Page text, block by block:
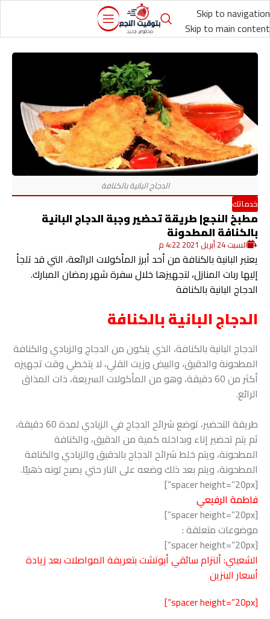
Skip to navigation
Skip to main content
خدماتك
مطبخ النجع| طريقة تحضير وجبة الدجاج البانية
بالكنافة المطحونة
السبت 24 أبريل 2021 4:22 م
يعتبر البانية بالكنافة من أحد أبرز المأكولات الرائعة، التي قد تلجأ
إليها ربات المنازل، لتجهيزها خلال سفرة شهر رمضان المبارك.
الدجاج البانية بالكنافة
الدجاج البانية بالكنافة
الدجاج البانية بالكنافة، الذي يتكون من الدجاج والزبادي والكنافة
المطحونة والدقيق، والبيض وزيت القلي، لا يتخطي وقت تجهيزه
أكثر من 60 دقيقة، وهو من المأكولات السريعة، ذات المذاق
الرائع.
طريقة التحضير، توضع شرائح الدجاج في الزبادي لمدة 60 دقيقة،
ثم يتم تحضير إناء وبداخله كمية من الدقيق، والكنافة
المطحونة، ويتم خلط شرائح الدجاج بالدقيق والزبادي والكنافة
المطحونة، ويتم بعد ذلك وضعه على النار حتي يصبح لونه ذهبيًا.
[spacer height=”20px”]
فاطمة الرفيعي
[spacer height=”20px”]
موضوعات متعلقة :
[spacer height=”20px”]
الشعيني: ألتزام سائقي أبوتشت بتعريفة المواصلات بعد زيادة
أسعار البنزين
[spacer height=”20px”]